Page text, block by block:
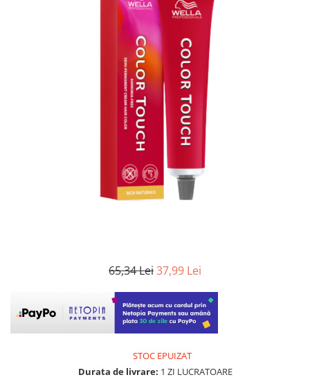
65,34 Lei37,99 Lei
STOC EPUIZAT
Durata de livrare: 1 ZI LUCRATOARE